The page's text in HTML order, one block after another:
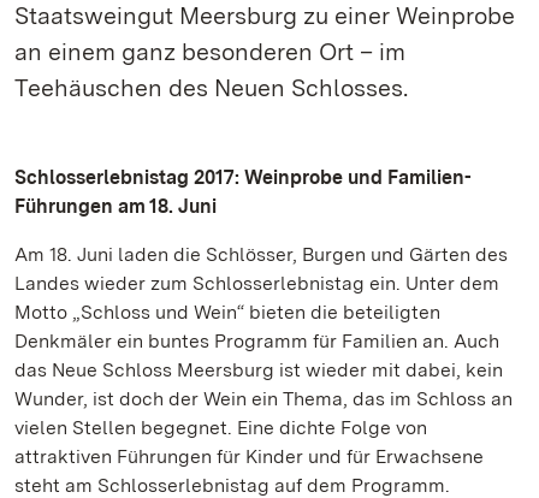
Staatsweingut Meersburg zu einer Weinprobe
an einem ganz besonderen Ort – im
Teehäuschen des Neuen Schlosses.
Schlosserlebnistag 2017: Weinprobe und Familien-
Führungen am 18. Juni
Am 18. Juni laden die Schlösser, Burgen und Gärten des
Landes wieder zum Schlosserlebnistag ein. Unter dem
Motto „Schloss und Wein“ bieten die beteiligten
Denkmäler ein buntes Programm für Familien an. Auch
das Neue Schloss Meersburg ist wieder mit dabei, kein
Wunder, ist doch der Wein ein Thema, das im Schloss an
vielen Stellen begegnet. Eine dichte Folge von
attraktiven Führungen für Kinder und für Erwachsene
steht am Schlosserlebnistag auf dem Programm.